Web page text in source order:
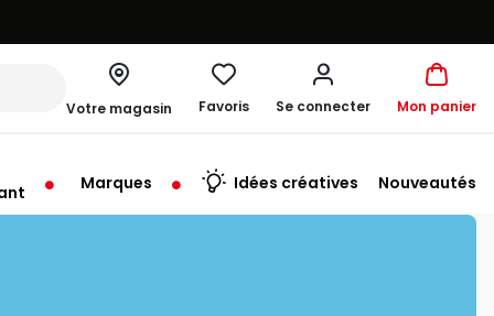
Votre magasin
à 10:00
Favoris Se connecter Mon panier
Marques Idées créatives Nouveautés